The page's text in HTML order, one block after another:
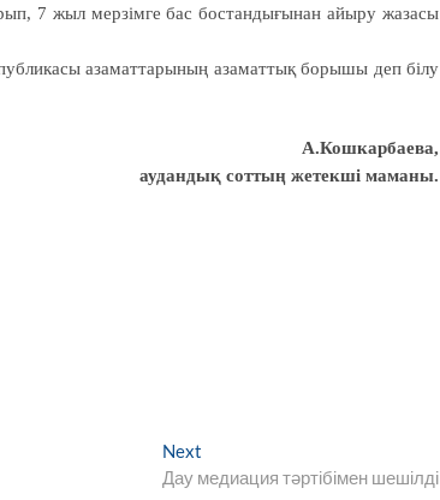
7 жыл мерзімге бас бостандығынан айыру жазасы
азаматтарының азаматтық борышы деп білу
А.Кошкарбаева,
аудандық соттың жетекші маманы.
Next
post:
Дау медиация тәртібімен шешілді